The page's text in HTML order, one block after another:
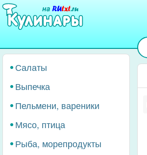
Перейти
основному
Салаты
Выпечка
Пельмени, вареники
Мясо, птица
Рыба, морепродукты